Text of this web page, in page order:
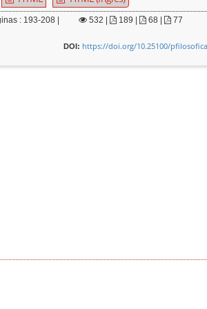
: 193-208 | 532 | 189 | 68 | 77
DOI: https://doi.org/10.25100/